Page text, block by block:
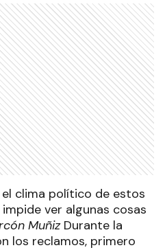
clima político de estos
ver algunas cosas
MuñizDurante la
los reclamos, primero